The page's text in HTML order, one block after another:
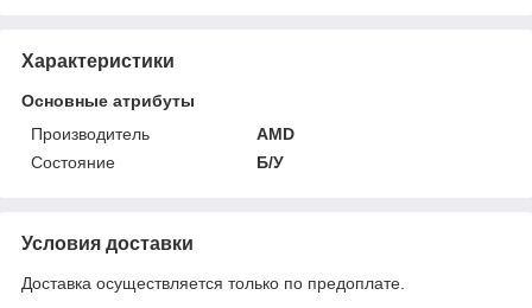
Характеристики
Основные атрибуты
Производитель
AMD
Состояние
Б/У
Условия доставки
Доставка осуществляется только по предоплате.